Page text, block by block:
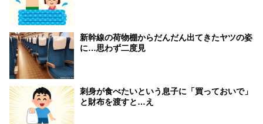
新幹線の荷物棚からだんだん出てきたヤツの姿
に…思わず二度見
刺身が食べたいという息子に「買っておいで」
と財布を渡すと…え